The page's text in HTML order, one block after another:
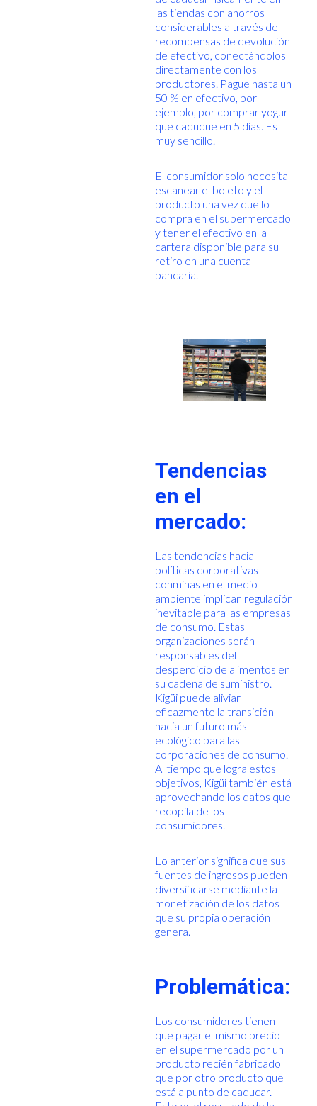
las tiendas con ahorros
considerables a través de
recompensas de devolución
de efectivo, conectándolos
directamente con los
productores. Pague hasta un
50 % en efectivo, por
ejemplo, por comprar yogur
que caduque en 5 días. Es
muy sencillo.
El consumidor solo necesita
escanear el boleto y el
producto una vez que lo
compra en el supermercado
y tener el efectivo en la
cartera disponible para su
retiro en una cuenta
bancaria.
Tendencias
en el
mercado:
Las tendencias hacia
políticas corporativas
conminas en el medio
ambiente implican regulación
inevitable para las empresas
de consumo. Estas
organizaciones serán
responsables del
desperdicio de alimentos en
su cadena de suministro.
Kigüi puede aliviar
eficazmente la transición
hacia un futuro más
ecológico para las
corporaciones de consumo.
Al tiempo que logra estos
objetivos, Kigüi también está
aprovechando los datos que
recopila de los
consumidores.
Lo anterior significa que sus
fuentes de ingresos pueden
diversificarse mediante la
monetización de los datos
que su propia operación
genera.
Problemática:
Los consumidores tienen
que pagar el mismo precio
en el supermercado por un
producto recién fabricado
que por otro producto que
está a punto de caducar.